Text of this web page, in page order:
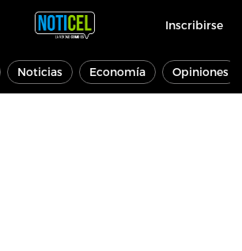
Inscribirse
Noticias Economía Opiniones